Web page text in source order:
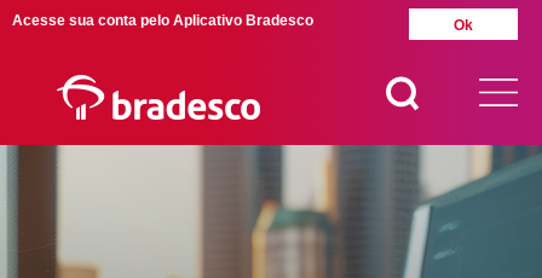
MAIS BUSCADOS
Acesse sua conta pelo Aplicativo Bradesco Ok